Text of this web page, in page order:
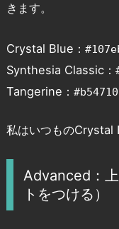
きます。
Crystal Blue：
Synthesia Classic：
Tangerine： #b54710
私はいつものCrystal
Advanced：
トをつける）